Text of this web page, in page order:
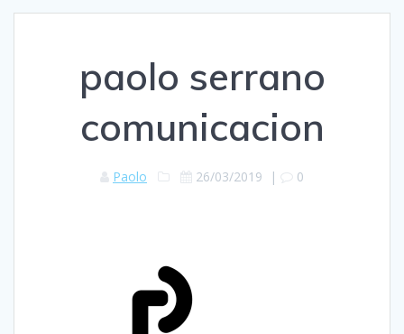
paolo serrano
comunicacion
Paolo 26/03/2019 | 0